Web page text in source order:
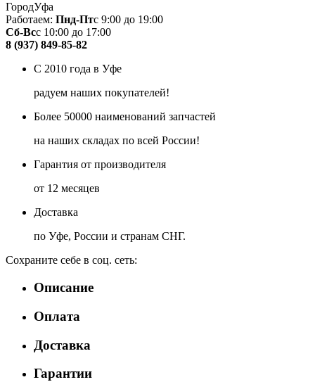
ГородУфа
Работаем: Пнд-Птс 9:00 до 19:00
Сб-Всс 10:00 до 17:00
8 (937) 849-85-82
С 2010 года в Уфе
радуем наших покупателей!
Более 50000 наименований запчастей
на наших складах по всей России!
Гарантия от производителя
от 12 месяцев
Доставка
по Уфе, России и странам СНГ.
Сохраните себе в соц. сеть:
Описание
Оплата
Доставка
Гарантии